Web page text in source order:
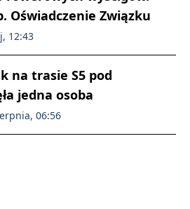
Oświadczenie Związku
12:43
na trasie S5 pod
jedna osoba
06:56